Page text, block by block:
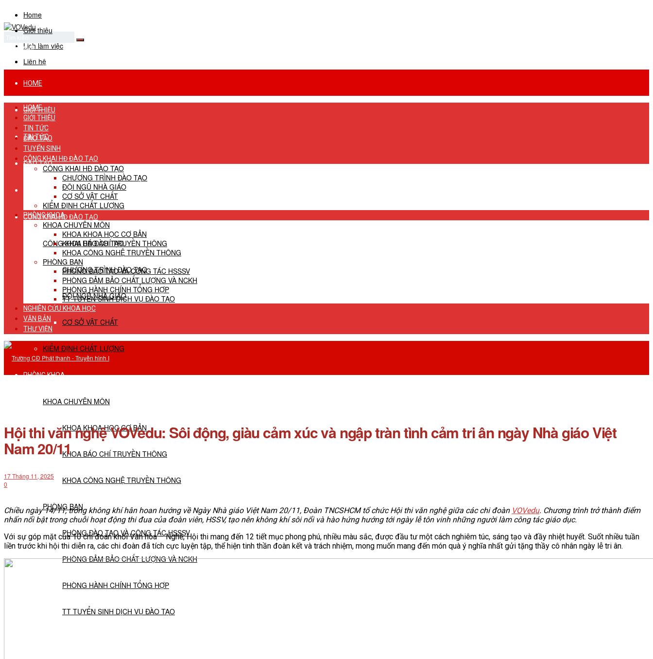
Home
Giới thiệu
Lịch làm việc
Liên hệ
No Result
View All Result
HOME
GIỚI THIỆU
TIN TỨC
ĐÀO TẠO
TUYỂN SINH
CÔNG KHAI HĐ ĐÀO TẠO
CÔNG KHAI HĐ ĐÀO TẠO
CHƯƠNG TRÌNH ĐÀO TẠO
ĐỘI NGŨ NHÀ GIÁO
CƠ SỞ VẬT CHẤT
KIỂM ĐỊNH CHẤT LƯỢNG
PHÒNG KHOA
KHOA CHUYÊN MÔN
KHOA KHOA HỌC CƠ BẢN
KHOA BÁO CHÍ TRUYỀN THÔNG
KHOA CÔNG NGHỆ TRUYỀN THÔNG
PHÒNG BAN
PHÒNG ĐÀO TẠO VÀ CÔNG TÁC HSSSV
PHÒNG ĐẢM BẢO CHẤT LƯỢNG VÀ NCKH
PHÒNG HÀNH CHÍNH TỔNG HỢP
TT TUYỂN SINH DỊCH VỤ ĐÀO TẠO
HOME
GIỚI THIỆU
TIN TỨC
ĐÀO TẠO
TUYỂN SINH
CÔNG KHAI HĐ ĐÀO TẠO
CÔNG KHAI HĐ ĐÀO TẠO
CHƯƠNG TRÌNH ĐÀO TẠO
ĐỘI NGŨ NHÀ GIÁO
CƠ SỞ VẬT CHẤT
KIỂM ĐỊNH CHẤT LƯỢNG
PHÒNG KHOA
KHOA CHUYÊN MÔN
KHOA KHOA HỌC CƠ BẢN
KHOA BÁO CHÍ TRUYỀN THÔNG
KHOA CÔNG NGHỆ TRUYỀN THÔNG
PHÒNG BAN
PHÒNG ĐÀO TẠO VÀ CÔNG TÁC HSSSV
PHÒNG ĐẢM BẢO CHẤT LƯỢNG VÀ NCKH
PHÒNG HÀNH CHÍNH TỔNG HỢP
TT TUYỂN SINH DỊCH VỤ ĐÀO TẠO
NGHIÊN CỨU KHOA HỌC
VĂN BẢN
THƯ VIỆN
Hội thi văn nghệ VOVedu: Sôi động, giàu cảm xúc và ngập tràn tình cảm tri ân ngày Nhà giáo Việt
Nam 20/11
17 Tháng 11, 2025
0
Chiều ngày 14/11, trong không khí hân hoan hướng về Ngày Nhà giáo Việt Nam 20/11, Đoàn TNCSHCM tổ chức Hội thi văn nghệ giữa các chi đoàn VOVedu. Chương trình trở thành điểm
nhấn nổi bật trong chuỗi hoạt động thi đua của đoàn viên, HSSV, tạo nên không khí sôi nổi và hào hứng hướng tới ngày lễ tôn vinh những người làm công tác giáo dục.
Với sự góp mặt của 10 chi đoàn khối Văn hóa – Nghề, Hội thi mang đến 12 tiết mục phong phú, nhiều màu sắc, được đầu tư một cách nghiêm túc, sáng tạo và đầy nhiệt huyết. Suốt nhiều tuần
liền trước khi hội thi diễn ra, các chi đoàn đã tích cực luyện tập, thể hiện tinh thần đoàn kết và trách nhiệm, mong muốn mang đến món quà ý nghĩa nhất gửi tặng thầy cô nhân ngày lễ tri ân.